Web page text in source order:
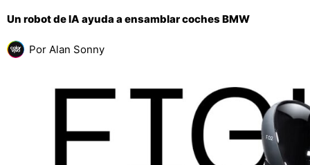
Un robot de IA ayuda a ensamblar coches BMW
Por Alan Sonny